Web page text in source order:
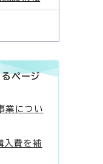
ページ
業につい
入費を補